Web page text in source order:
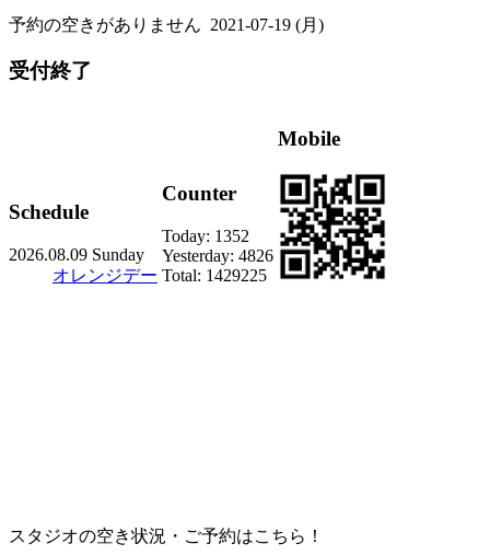
予約の空きがありません 2021-07-19 (月)
受付終了
Schedule
2026.08.09 Sunday
オレンジデー
Counter
Today: 1352
Yesterday: 4826
Total: 1429225
Mobile
スタジオの空き状況・ご予約はこちら！